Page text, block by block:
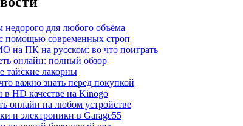
недорого для любого объёма
помощью современных строп
на ПК на русском: во что поиграть
онлайн: полный обзор
тайские лакорны
важно знать перед покупкой
HD качестве на Kinogo
онлайн на любом устройстве
и электроники в Garage55